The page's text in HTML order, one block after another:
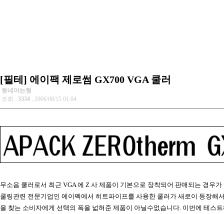
[필테] 에이팩 제로썸 GX700 VGA 쿨러
동네아는형
조회 : 3334 , 2006/08/15 01:04
무소음 쿨러로서 최근 VGA 에 Z 사 제품이 기본으로 장착되어 판매되는 경우
쿨링관련 전문기업인 에이펙에서 히트파이프를 사용한 쿨러가 새로이 등장해
을 찾는 소비자에게 선택의 폭을 넓혀준 제품이 아닐수없습니다. 이번에 테스